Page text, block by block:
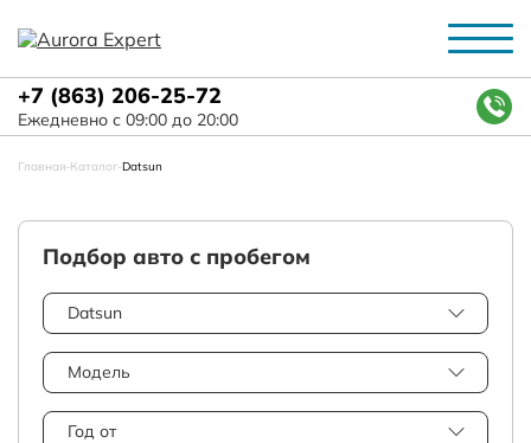
+7 (863) 206-25-72
Ежедневно с 09:00 до 20:00
Главная-Каталог-Datsun
Подбор авто с пробегом
Datsun
Модель
Год от